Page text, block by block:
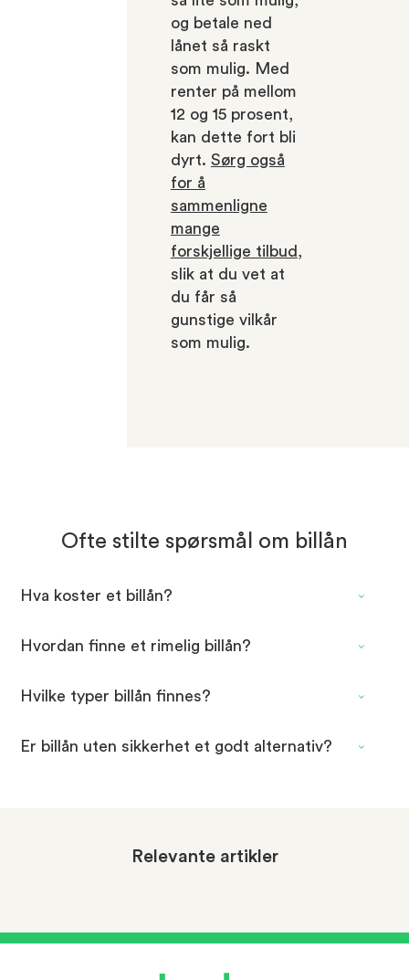
og betale ned
lånet så raskt
som mulig. Med
renter på mellom
12 og 15 prosent,
kan dette fort bli
dyrt. Sørg også
for å
sammenligne
mange
forskjellige tilbud ,
slik at du vet at
du får så
gunstige vilkår
som mulig.
Ofte stilte spørsmål om billån
Hva koster et billån?
Hvordan finne et rimelig billån?
Hvilke typer billån finnes?
Er billån uten sikkerhet et godt alternativ?
Relevante artikler